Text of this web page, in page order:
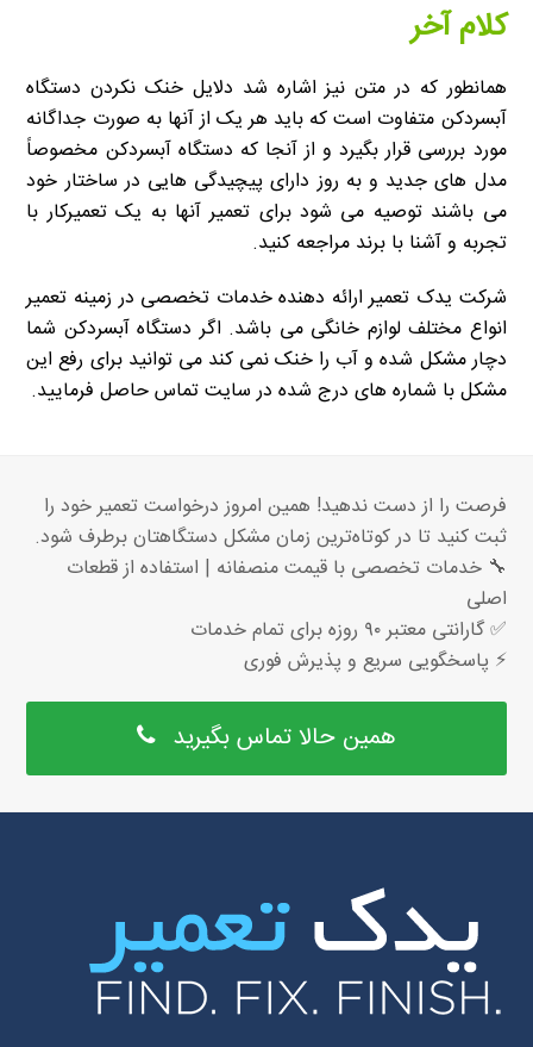
کلام آخر
همانطور که در متن نیز اشاره شد دلایل خنک نکردن دستگاه
آبسردکن متفاوت است که باید هر یک از آنها به صورت جداگانه
مورد بررسی قرار بگیرد و از آنجا که دستگاه آبسردکن مخصوصاً
مدل های جدید و به روز دارای پیچیدگی هایی در ساختار خود
می باشند توصیه می شود برای تعمیر آنها به یک تعمیرکار با
تجربه و آشنا با برند مراجعه کنید.
شرکت یدک تعمیر ارائه دهنده خدمات تخصصی در زمینه تعمیر
انواع مختلف لوازم خانگی می باشد. اگر دستگاه آبسردکن شما
دچار مشکل شده و آب را خنک نمی کند می توانید برای رفع این
مشکل با شماره های درج شده در سایت تماس حاصل فرمایید.
فرصت را از دست ندهید! همین امروز درخواست تعمیر خود را
ثبت کنید تا در کوتاه‌ترین زمان مشکل دستگاهتان برطرف شود.
🔧 خدمات تخصصی با قیمت منصفانه | استفاده از قطعات
اصلی
✅ گارانتی معتبر ۹۰ روزه برای تمام خدمات
⚡ پاسخگویی سریع و پذیرش فوری
همین حالا تماس بگیرید